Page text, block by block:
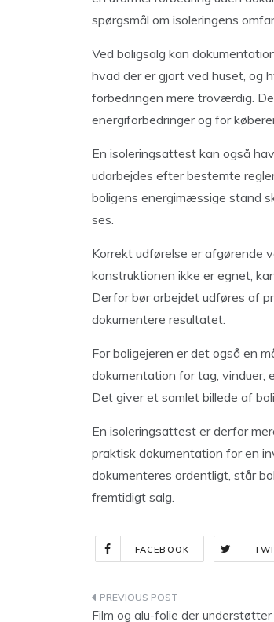
spørgsmål om isoleringens
Ved boligsalg kan
hvad der er gjort ved huset, og
forbedringen mere troværdig.
energiforbedringer og for
En isoleringsattest kan også
udarbejdes efter bestemte
boligens energimæssige stand
ses.
Korrekt udførelse er afgørende
konstruktionen ikke er egnet,
Derfor bør arbejdet udføres af
dokumentere resultatet.
For boligejeren er det også en
dokumentation for tag, vinduer,
Det giver et samlet billede af
En isoleringsattest er derfor
praktisk dokumentation for en
dokumenteres ordentligt, står
fremtidigt salg.
FACEBOOK
Indlægsnavigation
Film og alu-folie der understøtter